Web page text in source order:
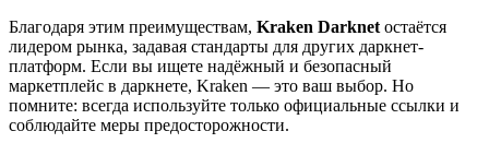
Благодаря этим преимуществам, Kraken Darknet остаётся
лидером рынка, задавая стандарты для других даркнет-
платформ. Если вы ищете надёжный и безопасный
маркетплейс в даркнете, Kraken — это ваш выбор. Но
помните: всегда используйте только официальные ссылки и
соблюдайте меры предосторожности.